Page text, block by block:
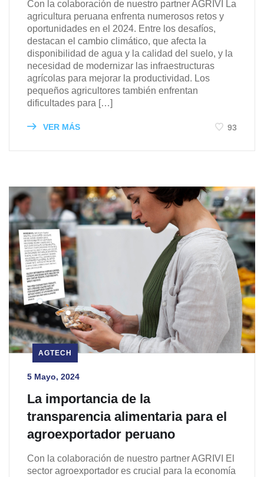
Con la colaboración de nuestro partner AGRIVI La
agricultura peruana enfrenta numerosos retos y
oportunidades en el 2024. Entre los desafíos,
destacan el cambio climático, que afecta la
disponibilidad de agua y la calidad del suelo, y la
necesidad de modernizar las infraestructuras
agrícolas para mejorar la productividad. Los
pequeños agricultores también enfrentan
dificultades para […]
VER MÁS 93
AGTECH
5 Mayo, 2024
La importancia de la
transparencia alimentaria para el
agroexportador peruano
Con la colaboración de nuestro partner AGRIVI El
sector agroexportador es crucial para la economía